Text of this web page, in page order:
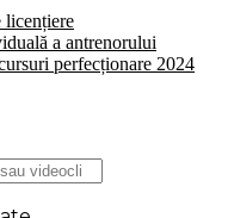
licențiere
a antrenorului
perfecționare 2024